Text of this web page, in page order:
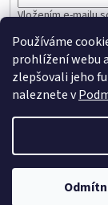
Používáme
prohlížení webu
zlepšovali jeho
naleznete v
Vložením e-mailu
PŘIHLÁSIT SE
Copyright 2026